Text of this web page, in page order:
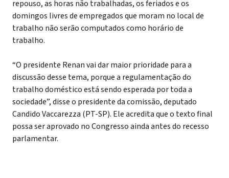
repouso, as horas não trabalhadas, os feriados e os
domingos livres de empregados que moram no local de
trabalho não serão computados como horário de
trabalho.
“O presidente Renan vai dar maior prioridade para a
discussão desse tema, porque a regulamentação do
trabalho doméstico está sendo esperada por toda a
sociedade”, disse o presidente da comissão, deputado
Candido Vaccarezza (PT-SP). Ele acredita que o texto final
possa ser aprovado no Congresso ainda antes do recesso
parlamentar.